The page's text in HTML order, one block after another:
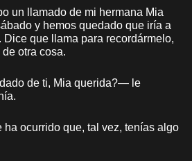
un llamado de mi hermana Mia
y hemos quedado que iría a
Dice que llama para recordármelo,
otra cosa.
de ti, Mia querida?— le
ocurrido que, tal vez, tenías algo